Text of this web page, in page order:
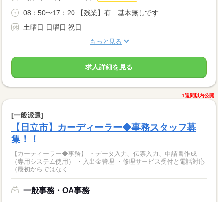
08：50〜17：20 【残業】有 基本無しです...
土曜日 日曜日 祝日
もっと見る
求人詳細を見る
1週間以内公開
[一般派遣]
【日立市】カーディーラー◆事務スタッフ募
集！！
【カーディーラー◆事務】 ・データ入力、伝票入力、申請書作成
（専用システム使用） ・入出金管理 ・修理サービス受付と電話対応
（最初からではなく...
一般事務・OA事務